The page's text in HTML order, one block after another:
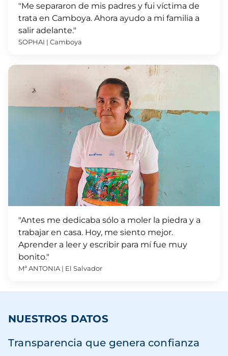
"Me separaron de mis padres y fui víctima de
trata en Camboya. Ahora ayudo a mi familia a
salir adelante."
SOPHAI | Camboya
"Antes me dedicaba sólo a moler la piedra y a
trabajar en casa. Hoy, me siento mejor.
Aprender a leer y escribir para mí fue muy
bonito."
Mª ANTONIA | El Salvador
NUESTROS DATOS
Transparencia que genera confianza